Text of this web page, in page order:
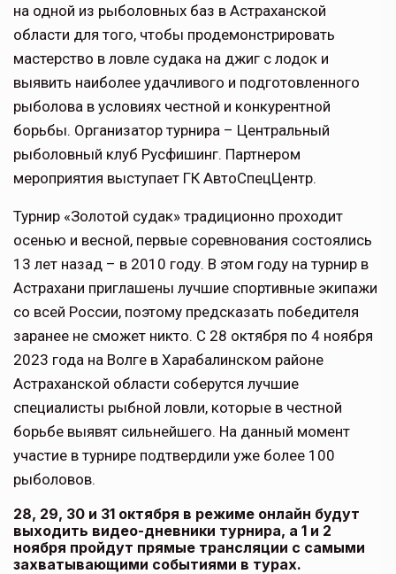
на одной из рыболовных баз в Астраханской
области для того, чтобы продемонстрировать
мастерство в ловле судака на джиг с лодок и
выявить наиболее удачливого и подготовленного
рыболова в условиях честной и конкурентной
борьбы. Организатор турнира – Центральный
рыболовный клуб Русфишинг. Партнером
мероприятия выступает ГК АвтоСпецЦентр.
Турнир «Золотой судак» традиционно проходит
осенью и весной, первые соревнования состоялись
13 лет назад – в 2010 году. В этом году на турнир в
Астрахани приглашены лучшие спортивные экипажи
со всей России, поэтому предсказать победителя
заранее не сможет никто. С 28 октября по 4 ноября
2023 года на Волге в Харабалинском районе
Астраханской области соберутся лучшие
специалисты рыбной ловли, которые в честной
борьбе выявят сильнейшего. На данный момент
участие в турнире подтвердили уже более 100
рыболовов.
28, 29, 30 и 31 октября в режиме онлайн будут
выходить видео-дневники турнира, а 1 и 2
ноября пройдут прямые трансляции с самыми
захватывающими событиями в турах.